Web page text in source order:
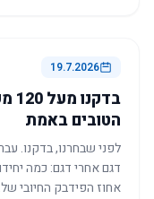
19.7.2026
הטובים באמת
דגם אחרי דגם: כמה
אחוז הפידבק החיובי